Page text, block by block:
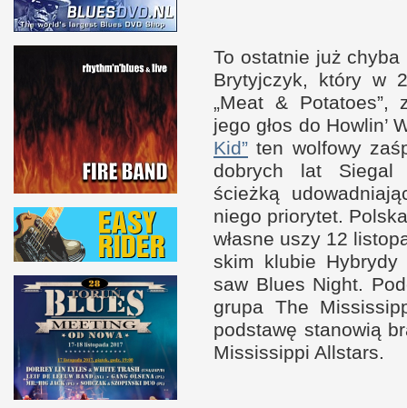
To ostat­nie już chyba
Brytyj­czyk, który w 2
„Meat &Potatoes”,
jego głos do How­lin’
Kid” ten wol­fowy
dobrych lat Siegal
ścieżką
niego priorytet.
własne uszy 12
skim klubie
saw Blues Night.
grupa The
pod­stawę stanowią
Mis­sis­sippi Allstars.